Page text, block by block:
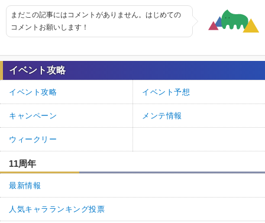
まだこの記事にはコメントがありません。はじめての
コメントお願いします！
イベント攻略
イベント攻略 イベント予想
キャンペーン メンテ情報
ウィークリー
11周年
最新情報
人気キャラランキング投票